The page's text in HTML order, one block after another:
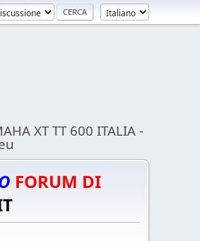
XT TT 600 ITALIA -
FORUM DI